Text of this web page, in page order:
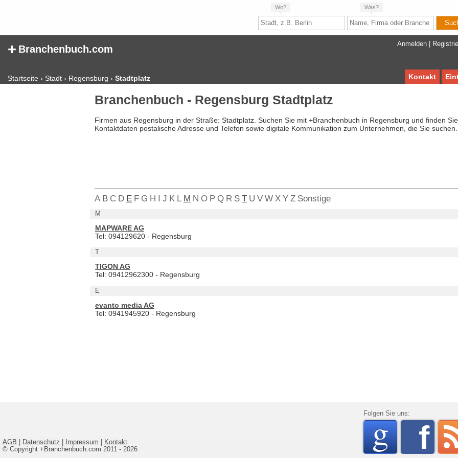
Wo? Was?
Anmelden
+ Branchenbuch.com
Startseite › Stadt › Regensburg › Stadtplatz Kontakt
Branchenbuch - Regensburg Stadtplatz
Firmen aus Regensburg in der Straße: Stadtplatz. Suchen Sie mit +Branchenbuch in Regensburg und finden Sie
Kontaktdaten postalische Adresse und Telefon sowie digitale Kommunikation zum Unternehmen, die Sie suchen.
A B C D E F G H I J K L M N O P Q R S T U V W X Y Z Sonstige
M
MAPWARE AG
Tel: 094129620 - Regensburg
T
TIGON AG
Tel: 09412962300 - Regensburg
E
evanto media AG
Tel: 0941945920 - Regensburg
AGB Datenschutz Impressum
Kontakt
© Copyright +Branchenbuch.com 2011 - 2026
Folgen Sie uns:
rss